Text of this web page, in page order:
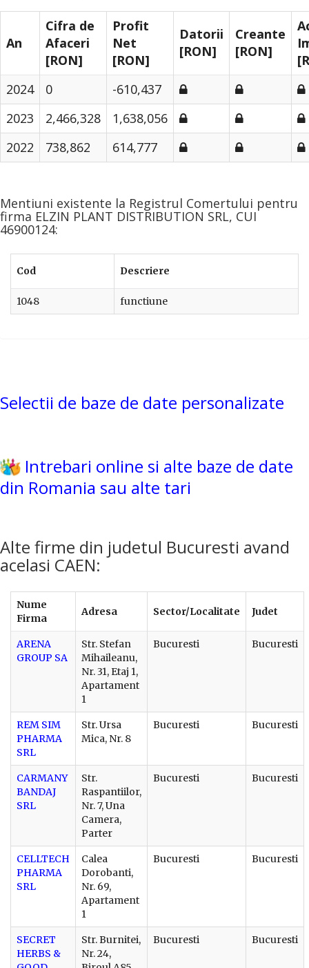
An
Cifra de
Afaceri
[RON]
Profit
Net
[RON]
Datorii
[RON]
Creante
[RON]
2024
0
-610,437
2023
2,466,328
1,638,056
2022
738,862 614,777
Mentiuni existente la Registrul Comertului pentru
firma ELZIN PLANT DISTRIBUTION SRL, CUI
46900124:
Cod Descriere
1048 functiune
Selectii de baze de date personalizate
Intrebari online si alte baze de date
din Romania sau alte tari
Alte firme din judetul Bucuresti avand
acelasi CAEN:
Nume
Firma
Adresa Sector/Localitate Judet
ARENA
GROUP SA
Str. Stefan
Mihaileanu,
Nr. 31, Etaj 1,
Apartament
1
Bucuresti Bucuresti
REM SIM
PHARMA
SRL
Str. Ursa
Mica, Nr. 8
Bucuresti Bucuresti
CARMANY
BANDAJ
SRL
Str.
Raspantiilor,
Nr. 7, Una
Camera,
Parter
Bucuresti Bucuresti
CELLTECH
PHARMA
SRL
Calea
Dorobanti,
Nr. 69,
Apartament
1
Bucuresti Bucuresti
SECRET
HERBS &
Str. Burnitei,
Nr. 24,
Bucuresti Bucuresti